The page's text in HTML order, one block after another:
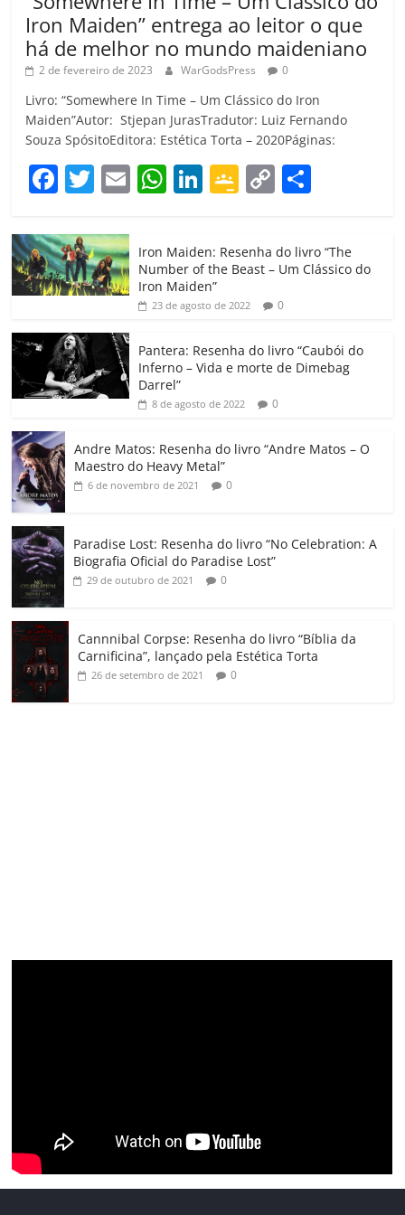
Iron Maiden” entrega ao leitor o que
há de melhor no mundo maideniano
2 de fevereiro de 2023 WarGodsPress 0
Livro: “Somewhere In Time – Um Clássico do Iron
Maiden”Autor: Stjepan JurasTradutor: Luiz Fernando
Souza SpósitoEditora: Estética Torta – 2020Páginas:
F
a
c
e
b
o
o
k
T
w
itt
er
E
m
W
h
s
A
p
p
Li
n
e
dI
n
G
o
gl
e
Cl
a
ss
ro
o
m
C
o
y
Li
n
k
p
h
ar
Iron Maiden: Resenha do livro “The
Number of the Beast – Um Clássico do
Iron Maiden”
23 de agosto de 2022 0
Pantera: Resenha do livro “Caubói do
Inferno – Vida e morte de Dimebag
Darrel”
8 de agosto de 2022 0
Andre Matos: Resenha do livro “Andre Matos – O
Maestro do Heavy Metal”
6 de novembro de 2021 0
Paradise Lost: Resenha do livro “No Celebration: A
Biografia Oficial do Paradise Lost”
29 de outubro de 2021 0
Cannnibal Corpse: Resenha do livro “Bíblia da
Carnificina”, lançado pela Estética Torta
26 de setembro de 2021 0